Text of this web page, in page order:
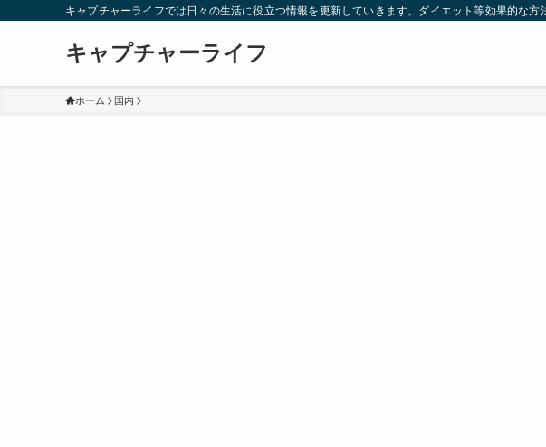
キャプチャーライフでは日々の生活に役立つ情報を更新していきます。ダイエット等効果的な
キャプチャーライフ
ホーム 国内